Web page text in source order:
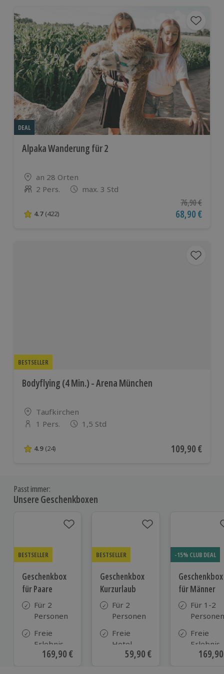
DEAL
Alpaka Wanderung für 2
Standort
an 28 Orten
Anzahl der Teilnehmer
2 Pers. max. 3 Std
4.7 von 5 Sternen basierend auf 422 Bewertungen
4.7 (422)
76,90 €
Aktueller
68,90 €
BESTSELLER
Bodyflying (4 Min.) - Arena München
Standort
Taufkirchen
Anzahl der Teilnehmer
1 Pers. 1,5 Std
4.9 von 5 Sternen basierend auf 24 Bewertungen
4.9 (24) Aktueller Preis
109,90 €
Passt immer:
Unsere Geschenkboxen
BESTSELLER
Geschenkbox
für Paare
Für 2
Personen
Freie
Erlebnis-
Auswahl
Aktueller Preis
169,90 €
BESTSELLER
Geschenkbox
Kurzurlaub
Für 2
Personen
Freie
Hotel-
Auswahl
Aktueller Preis
59,90 €
-15% CLUB DEAL
Geschenkbox
für Männer
Für 1-2
Personen
Freie
Erlebnis-
Auswahl